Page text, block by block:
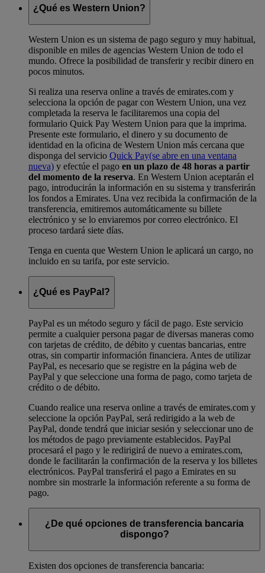
¿Qué es Western Union?
Western Union es un sistema de pago seguro y muy habitual,
disponible en miles de agencias Western Union de todo el
mundo. Ofrece la posibilidad de transferir y recibir dinero en
pocos minutos.
Si realiza una reserva online a través de emirates.com y
selecciona la opción de pagar con Western Union, una vez
completada la reserva le facilitaremos una copia del
formulario Quick Pay Western Union para que la imprima.
Presente este formulario, el dinero y su documento de
identidad en la oficina de Western Union más cercana que
disponga del servicio Quick Pay(se abre en una ventana
nueva) y efectúe el pago en un plazo de 48 horas a partir
del momento de la reserva. En Western Union aceptarán el
pago, introducirán la información en su sistema y transferirán
los fondos a Emirates. Una vez recibida la confirmación de la
transferencia, emitiremos automáticamente su billete
electrónico y se lo enviaremos por correo electrónico. El
proceso tardará siete días.
Tenga en cuenta que Western Union le aplicará un cargo, no
incluido en su tarifa, por este servicio.
¿Qué es PayPal?
PayPal es un método seguro y fácil de pago. Este servicio
permite a cualquier persona pagar de diversas maneras como
con tarjetas de crédito, de débito y cuentas bancarias, entre
otras, sin compartir información financiera. Antes de utilizar
PayPal, es necesario que se registre en la página web de
PayPal y que seleccione una forma de pago, como tarjeta de
crédito o de débito.
Cuando realice una reserva online a través de emirates.com y
seleccione la opción PayPal, será redirigido a la web de
PayPal, donde tendrá que iniciar sesión y seleccionar uno de
los métodos de pago previamente establecidos. PayPal
procesará el pago y le redirigirá de nuevo a emirates.com,
donde le facilitarán la confirmación de la reserva y los billetes
electrónicos. PayPal transferirá el pago a Emirates en su
nombre sin mostrarle la información referente a su forma de
pago.
¿De qué opciones de transferencia bancaria
dispongo?
Existen dos opciones de transferencia bancaria: